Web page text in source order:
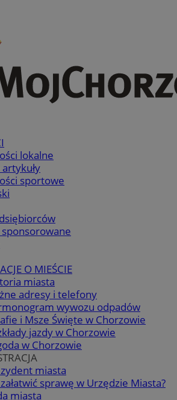
lokalne
sportowe
sponsorowane
O MIEŚCIE
miasta
adresy i telefony
wywozu odpadów
i Msze Święte w Chorzowie
jazdy w Chorzowie
w Chorzowie
miasta
załatwić sprawę w Urzędzie Miasta?
miasta